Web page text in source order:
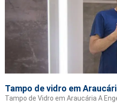
Tampo de vidro em
Tampo de Vidro em Araucária A